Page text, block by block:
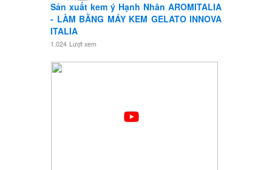
Sản xuất kem ý Hạnh Nhân AROMITALIA
- LÀM BẰNG MÁY KEM GELATO INNOVA
ITALIA
1.024 Lượt xem